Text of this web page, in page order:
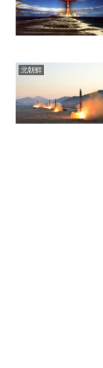
北朝鮮